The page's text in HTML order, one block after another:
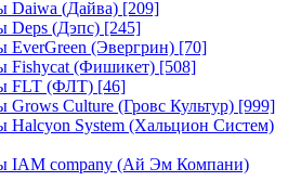
Daiwa (Дайва) [209]
Deps (Дэпс) [245]
EverGreen (Эвергрин) [70]
Fishycat (Фишикет) [508]
FLT (ФЛТ) [46]
Grows Culture (Гровс Культур) [999]
Halcyon System (Хальцион Систем)
IAM company (Ай Эм Компани)